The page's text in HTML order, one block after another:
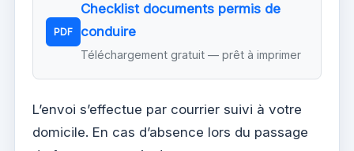
PDF
Checklist documents permis de
conduire
Téléchargement gratuit — prêt à imprimer
L’envoi s’effectue par courrier suivi à votre
domicile. En cas d’absence lors du passage